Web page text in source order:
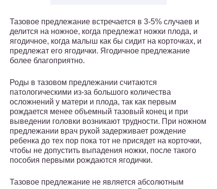
Тазовое предлежание встречается в 3-5% случаев и
делится на ножное, когда предлежат ножки плода, и
ягодичное, когда малыш как бы сидит на корточках, и
предлежат его ягодички. Ягодичное предлежание
более благоприятно.
Роды в тазовом предлежании считаются
патологическими из-за большого количества
осложнений у матери и плода, так как первым
рождается менее объемный тазовый конец и при
выведении головки возникают трудности. При ножном
предлежании врач рукой задерживает рождение
ребенка до тех пор пока тот не присядет на корточки,
чтобы не допустить выпадения ножки, после такого
пособия первыми рождаются ягодички.
Тазовое предлежание не является абсолютным